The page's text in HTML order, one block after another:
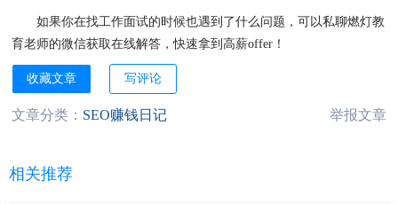
如果你在找工作面试的时候也遇到了什么问题，可以私聊燃灯教
育老师的微信获取在线解答，快速拿到高薪offer！
收藏文章 写评论
文章分类： SEO赚钱日记 举报文章
相关推荐